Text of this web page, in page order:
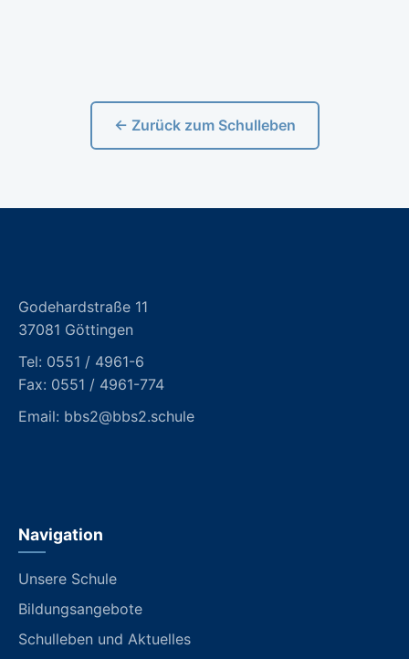
← Zurück zum Schulleben
Godehardstraße 11
37081 Göttingen
Tel: 0551 / 4961-6
Fax: 0551 / 4961-774
Email: bbs2@bbs2.schule
Navigation
Unsere Schule
Bildungsangebote
Schulleben und Aktuelles